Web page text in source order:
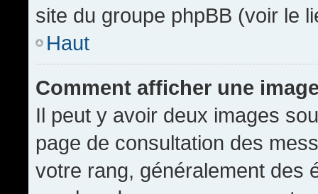
site du groupe phpBB (voir le
Haut
Comment afficher une
Il peut y avoir deux images
page de consultation des
votre rang, généralement des